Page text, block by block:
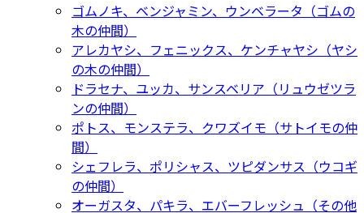
ゴムノキ、ベンジャミン、ウンベラータ（ゴムの
木の仲間）
アレカヤシ、フェニックス、ケンチャヤシ（ヤシ
の木の仲間）
ドラセナ、ユッカ、サンスベリア（リュウゼツラ
ンの仲間）
ポトス、モンステラ、クワズイモ（サトイモの仲
間）
シェフレラ、ポリシャス、ツピダンサス（ウコギ
の仲間）
オーガスタ、パキラ、エバーフレッシュ（その他